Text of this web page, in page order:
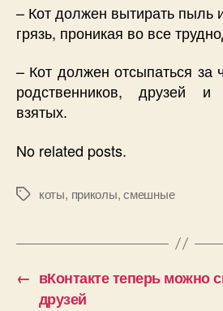
– Кот должен вытирать пыль
грязь, проникая во все
– Кот должен отсыпаться за
родственников, друзей
взятых.
No related posts.
Позначки
коты, приколы,смешные
← вКонтакте теперь можно
друзей